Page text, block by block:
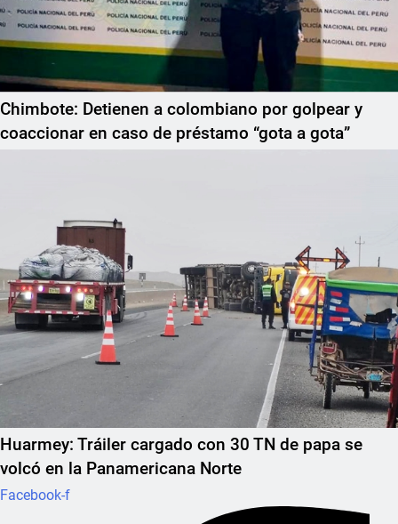
Chimbote: Detienen a colombiano por golpear y
coaccionar en caso de préstamo “gota a gota”
Huarmey: Tráiler cargado con 30 TN de papa se
volcó en la Panamericana Norte
Facebook-f